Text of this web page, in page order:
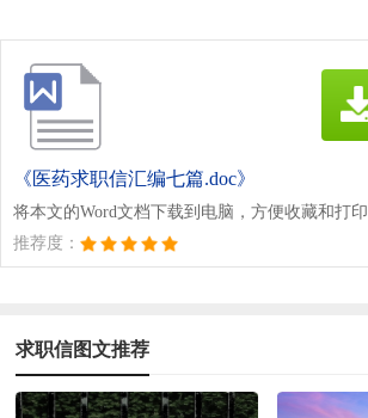
《医药求职信汇编七篇.doc》
将本文的Word文档下载到电脑，方便收藏和打印
推荐度：
求职信图文推荐